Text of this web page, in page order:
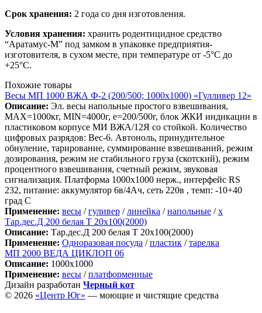
Срок хранения: 2 года со дня изготовления.
Условия хранения: хранить родентицидное средство
“Аратамус-М” под замком в упаковке предприятия-
изготовителя, в сухом месте, при температуре от -5°С до
+25°С.
Похожие товары
Весы МП 1000 ВЖА Ф-2 (200/500; 1000х1000) «Гулливер 12»
Описание: Эл. весы напольные простого взвешивания,
МАХ=1000кг, MIN=4000г, e=200/500г, блок ЖКИ индикации в
пластиковом корпусе МИ ВЖА/12Я со стойкой. Количество
цифровых разрядов: Вес-6. Автоноль, принудительное
обнуление, тарирование, суммирование взвешиваний, режим
дозирования, режим не стабильного груза (скотский), режим
процентного взвешивания, счетный режим, звуковая
сигнализация. Платформа 1000х1000 нерж., интерфейс RS
232, питание: аккумулятор 6в/4Ач, сеть 220в , темп: -10+40
град С
Применение: весы /гуливер /линейка /напольные /х
Тар.дес.Д 200 белая Т 20х100(2000)
Описание: Тар.дес.Д 200 белая Т 20х100(2000)
Применение: Одноразовая посуда /пластик /тарелка
МП 2000 ВЕДА ЦИКЛОП 06
Описание: 1000х1000
Применение: весы /платформенные
Дизайн разработан Черный кот
© 2026 «Центр Юг» — моющие и чистящие средства